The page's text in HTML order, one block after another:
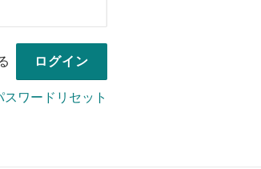
スワードリセット